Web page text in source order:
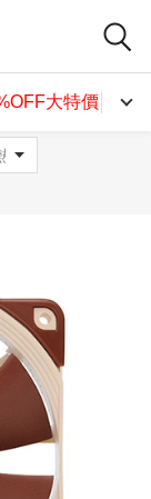
大特價🔥